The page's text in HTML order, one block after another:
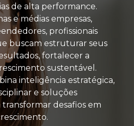
de alta performance.
e médias empresas,
profissionais
buscam estruturar seus
fortalecer a
sustentável.
inteligência estratégica,
e soluções
transformar desafios em